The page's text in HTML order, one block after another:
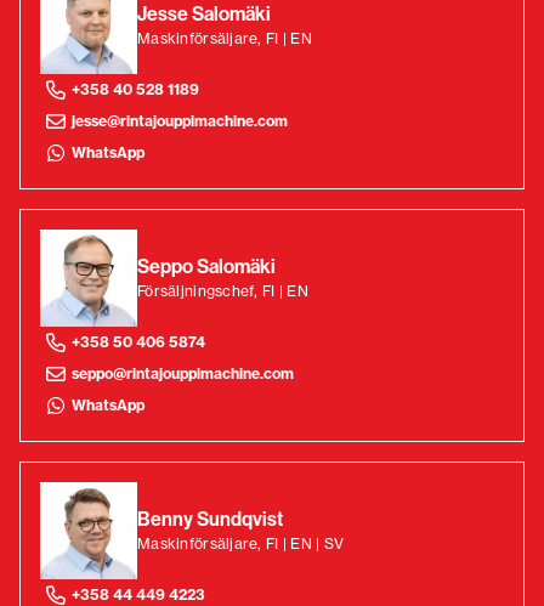
Jesse Salomäki
Maskinförsäljare, FI | EN
+358 40 528 1189
jesse@rintajouppimachine.com
WhatsApp
Seppo Salomäki
Försäljningschef, FI | EN
+358 50 406 5874
seppo@rintajouppimachine.com
WhatsApp
Benny Sundqvist
Maskinförsäljare, FI | EN | SV
+358 44 449 4223